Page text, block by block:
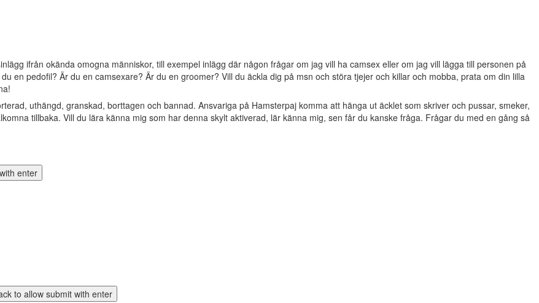
ifrån okända omogna människor, till exempel inlägg där någon frågar om jag vill ha camsex eller om jag vill lägga till personen på
en pedofil? Är du en camsexare? Är du en groomer? Vill du äckla dig på msn och störa tjejer och killar och mobba, prata om din lilla
uthängd, granskad, borttagen och bannad. Ansvariga på Hamsterpaj komma att hänga ut äcklet som skriver och pussar, smeker,
tillbaka. Vill du lära känna mig som har denna skylt aktiverad, lär känna mig, sen får du kanske fråga. Frågar du med en gång så